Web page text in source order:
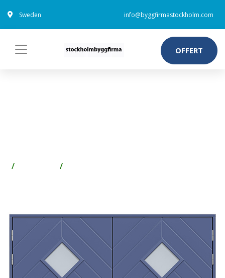
Sweden info@byggfirmastockholm.com
OFFERT